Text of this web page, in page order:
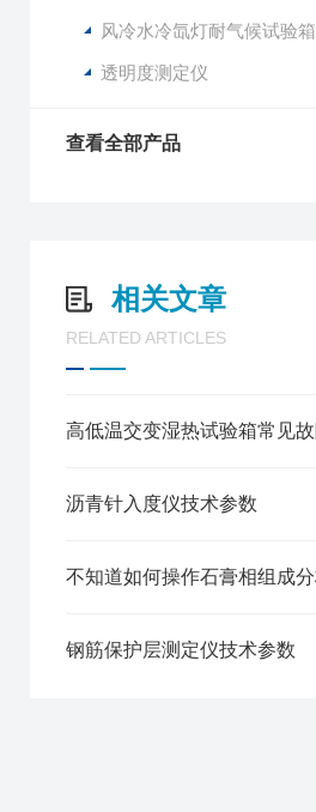
风冷水冷氙灯耐气候试验箱
透明度测定仪
查看全部产品
相关文章
RELATED ARTICLES
沥青针入度仪技术参数
钢筋保护层测定仪技术参数